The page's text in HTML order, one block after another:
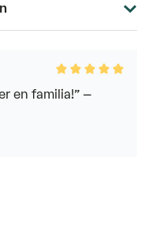
Rated
5out
en familia!” –